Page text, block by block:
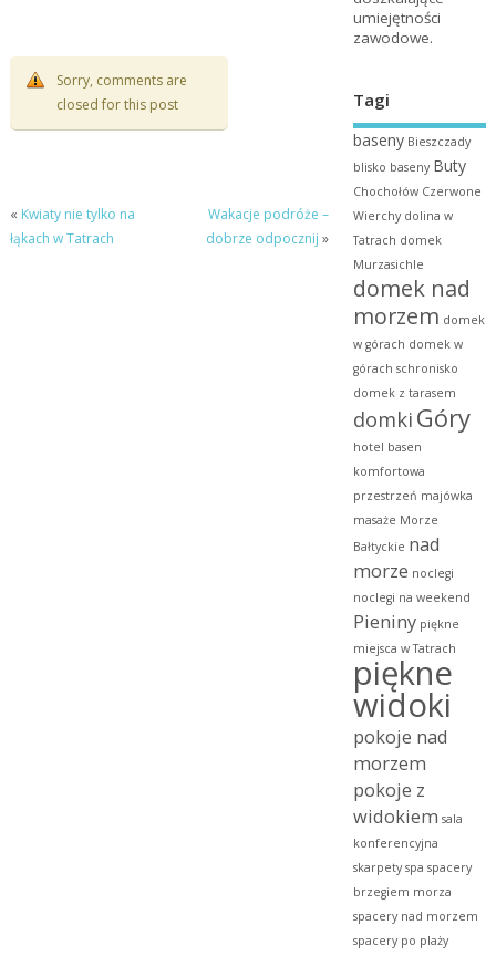
Sorry, comments are
closed for this post
« Kwiaty nie tylko na
łąkach w Tatrach
Wakacje podróże –
dobrze odpocznij »
umiejętności
zawodowe.
Tagi
baseny Bieszczady
blisko baseny Buty
Chochołów Czerwone
Wierchy dolina w
Tatrach domek
Murzasichle
domek nad
morzem domek
w górach domek w
górach schronisko
domek z tarasem
domki Góry
hotel basen
komfortowa
przestrzeń majówka
masaże Morze
Bałtyckie nad
morze noclegi
noclegi na weekend
Pieniny piękne
miejsca w Tatrach
piękne
widoki
pokoje nad
morzem
pokoje z
widokiem sala
konferencyjna
skarpety spa spacery
brzegiem morza
spacery nad morzem
spacery po plaży